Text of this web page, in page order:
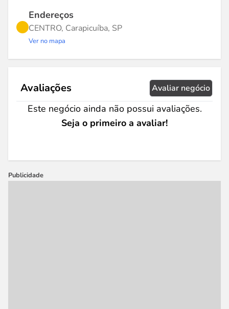
Endereços
CENTRO, Carapicuíba, SP
Ver no mapa
Avaliações Avaliar negócio
Este negócio ainda não possui avaliações.
Seja o primeiro a avaliar!
Publicidade